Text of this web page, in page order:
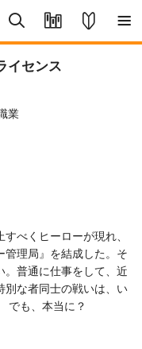
イセンス
業
べくヒーローが現れ、
管理局』を結成した。そ
。普通に仕事をして、近
別な者同士の戦いは、い
でも、本当に？